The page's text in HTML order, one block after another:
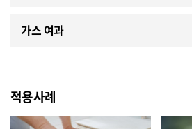
가스 여과
적용사례